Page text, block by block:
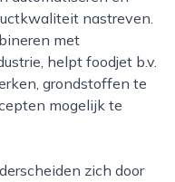
nastreven.
met
helpt foodjet b.v.
grondstoffen te
mogelijk te